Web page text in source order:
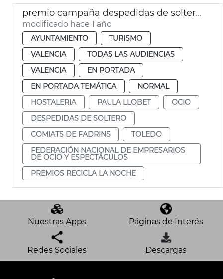
premio campaña despedidas de soltero valència
modificado hace 1 año
AYUNTAMIENTO
TURISMO
VALENCIA
TODAS LAS AUDIENCIAS
VALENCIA
EN PORTADA
EN PORTADA TEMÁTICA
NORMAL
HOSTALERIA
PAULA LLOBET
OCIO
DESPEDIDAS DE SOLTERO
COMIATS DE FADRINS
TOLEDO
FEDERACIÓN NACIONAL DE EMPRESARIOS
DE OCIO Y ESPECTÁCULOS
PREMIOS RECICLA LA NOCHE
Nuestras Apps Páginas de Interés
Redes Sociales Descargas